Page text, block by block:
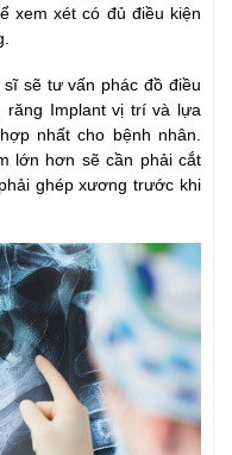
xem xét có đủ điều kiện
sẽ tư vấn phác đồ điều
răng Implant vị trí và lựa
nhất cho bệnh nhân.
lớn hơn sẽ cần phải cắt
ghép xương trước khi